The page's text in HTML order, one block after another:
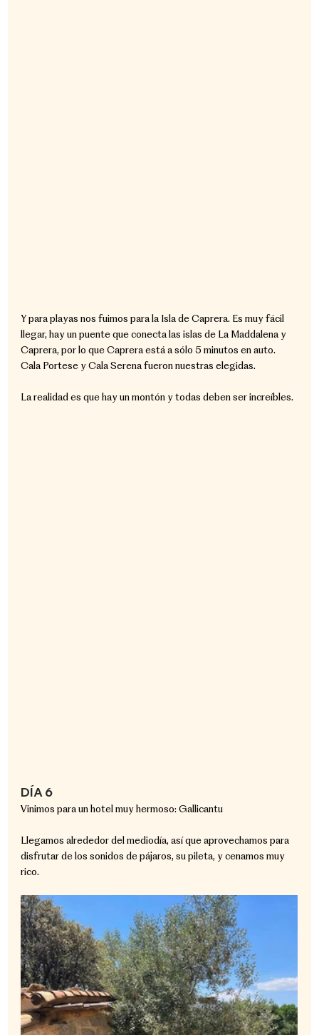
Y para playas nos fuimos para la Isla de Caprera. Es muy fácil
llegar, hay un puente que conecta las islas de La Maddalena y
Caprera, por lo que Caprera está a sólo 5 minutos en auto.
Cala Portese y Cala Serena fueron nuestras elegidas.
La realidad es que hay un montón y todas deben ser increíbles.
DÍA 6
Vinimos para un hotel muy hermoso: Gallicantu
Llegamos alrededor del mediodía, así que aprovechamos para
disfrutar de los sonidos de pájaros, su pileta, y cenamos muy
rico.